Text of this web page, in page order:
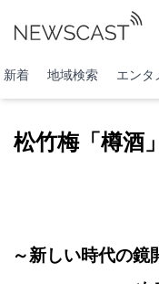
新着 地域検索 エンタ
松竹梅「樽酒
～新しい時代の鏡